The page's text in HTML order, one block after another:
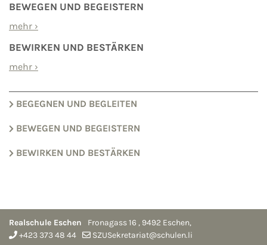
BEWEGEN UND BEGEISTERN
mehr ›
BEWIRKEN UND BESTÄRKEN
mehr ›
BEGEGNEN UND BEGLEITEN
BEWEGEN UND BEGEISTERN
BEWIRKEN UND BESTÄRKEN
Realschule Eschen Fronagass 16 , 9492 Eschen,
+423 373 48 44
SZUSekretariat@schulen.li